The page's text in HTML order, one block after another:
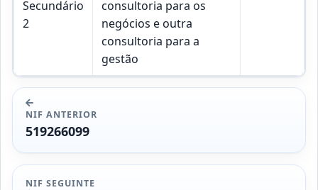
Secundário
2
consultoria para os
negócios e outra
consultoria para a
gestão
NIF ANTERIOR
519266099
NIF SEGUINTE